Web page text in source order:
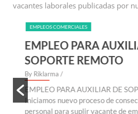
vacantes laborales publicadas por
EMPLEOS COMERCIALES
EMPLEO PARA
SOPORTE REMOTO
By Riklarma/
EMPLEO PARA AUXILIAR DE
Iniciamos nuevo proceso de
personal para suplir vacante de